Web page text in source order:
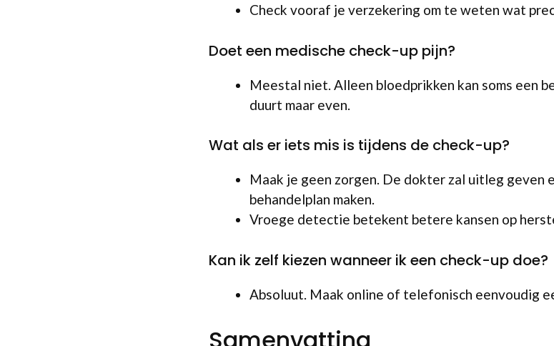
Check vooraf je verzekering om te weten wat
Doet een medische check-up pijn?
Meestal niet. Alleen bloedprikken kan soms een
duurt maar even.
Wat als er iets mis is tijdens de check-up?
Maak je geen zorgen. De dokter zal uitleg geven
behandelplan maken.
Vroege detectie betekent betere kansen op
Kan ik zelf kiezen wanneer ik een check-up doe?
Absoluut. Maak online of telefonisch eenvoudig